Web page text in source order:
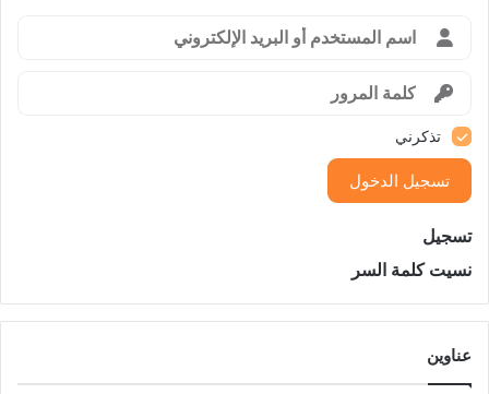
تذكرني
تسجيل الدخول
تسجيل
نسيت كلمة السر
عناوين